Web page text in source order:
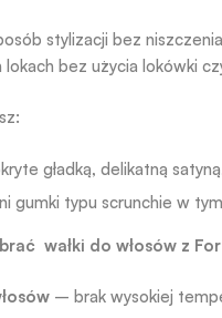
stylizacji bez
lokach bez użycia lokówki
gładką, delikatną
gumki typu scrunchie w
wałki do włosów z
– brak wysokiej